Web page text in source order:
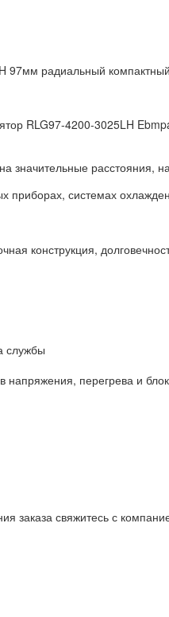
97мм радиальный
RLG97-4200-3025LH
расстояния,
приборах, системах
конструкция,
службы
напряжения, перегрева и
заказа свяжитесь с